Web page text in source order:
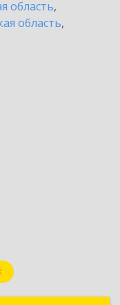
область,
область,